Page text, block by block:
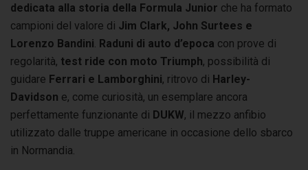
dedicata alla storia della Formula Junior che ha formato
campioni del valore di Jim Clark, John Surtees e
Lorenzo Bandini Raduni di auto d’epoca con prove di
regolarità, test ride con moto Triumph, possibilità di
guidare Ferrari e Lamborghini, ritrovo di Harley-
Davidson e, come curiosità, un esemplare ancora
perfettamente funzionante di DUKW, il mezzo anfibio
utilizzato dalle truppe americane in occasione dello sbarco
in Normandia.